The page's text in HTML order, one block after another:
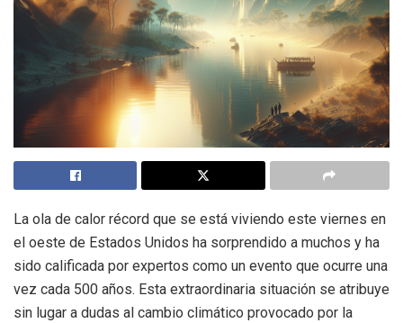
La ola de calor récord que se está viviendo este viernes en
el oeste de Estados Unidos ha sorprendido a muchos y ha
sido calificada por expertos como un evento que ocurre una
vez cada 500 años. Esta extraordinaria situación se atribuye
sin lugar a dudas al cambio climático provocado por la